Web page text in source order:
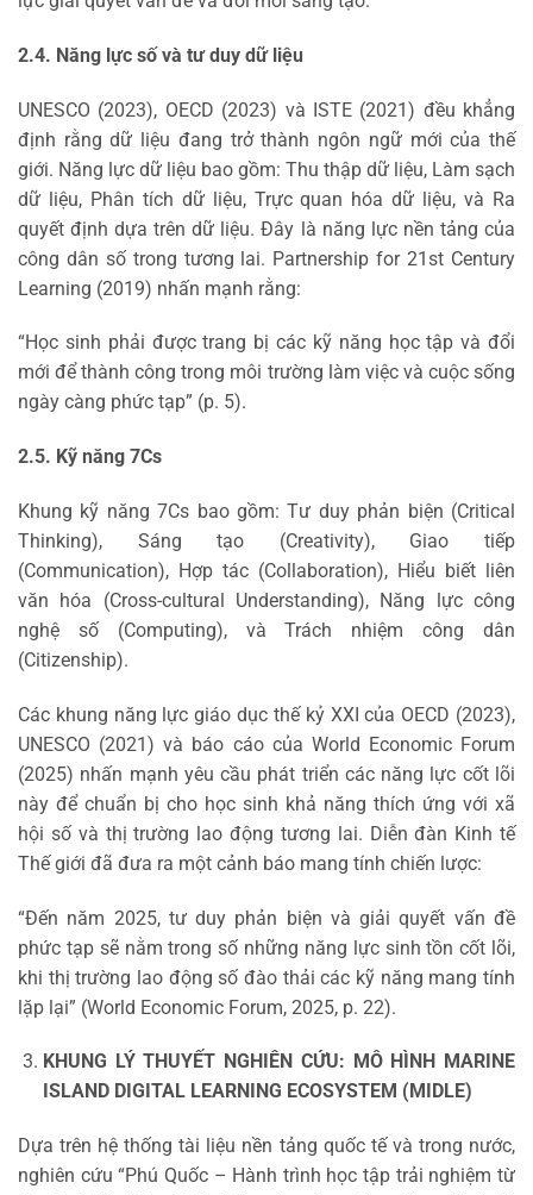
2.4. Năng lực số và tư duy dữ liệu
UNESCO (2023), OECD (2023) và ISTE (2021) đều khẳng
định rằng dữ liệu đang trở thành ngôn ngữ mới của thế
giới. Năng lực dữ liệu bao gồm: Thu thập dữ liệu, Làm sạch
dữ liệu, Phân tích dữ liệu, Trực quan hóa dữ liệu, và Ra
quyết định dựa trên dữ liệu. Đây là năng lực nền tảng của
công dân số trong tương lai. Partnership for 21st Century
Learning (2019) nhấn mạnh rằng:
“Học sinh phải được trang bị các kỹ năng học tập và đổi
mới để thành công trong môi trường làm việc và cuộc sống
ngày càng phức tạp” (p. 5).
2.5. Kỹ năng 7Cs
Khung kỹ năng 7Cs bao gồm: Tư duy phản biện (Critical
Thinking), Sáng tạo (Creativity), Giao tiếp
(Communication), Hợp tác (Collaboration), Hiểu biết liên
văn hóa (Cross-cultural Understanding), Năng lực công
nghệ số (Computing), và Trách nhiệm công dân
(Citizenship).
Các khung năng lực giáo dục thế kỷ XXI của OECD (2023),
UNESCO (2021) và báo cáo của World Economic Forum
(2025) nhấn mạnh yêu cầu phát triển các năng lực cốt lõi
này để chuẩn bị cho học sinh khả năng thích ứng với xã
hội số và thị trường lao động tương lai. Diễn đàn Kinh tế
Thế giới đã đưa ra một cảnh báo mang tính chiến lược:
“Đến năm 2025, tư duy phản biện và giải quyết vấn đề
phức tạp sẽ nằm trong số những năng lực sinh tồn cốt lõi,
khi thị trường lao động số đào thải các kỹ năng mang tính
lặp lại” (World Economic Forum, 2025, p. 22).
KHUNG LÝ THUYẾT NGHIÊN CỨU: MÔ HÌNH MARINE
ISLAND DIGITAL LEARNING ECOSYSTEM (MIDLE)
Dựa trên hệ thống tài liệu nền tảng quốc tế và trong nước,
nghiên cứu “Phú Quốc – Hành trình học tập trải nghiệm từ